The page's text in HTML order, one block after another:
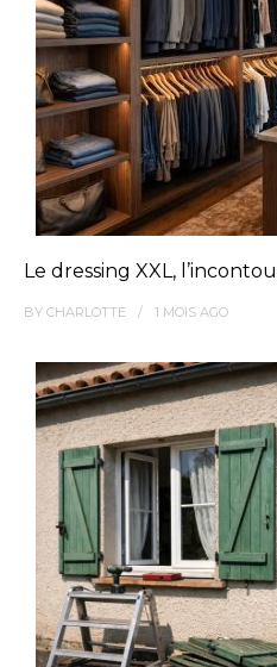
Le dressing XXL,
BY CHARLOTTE 1 MOIS AGO